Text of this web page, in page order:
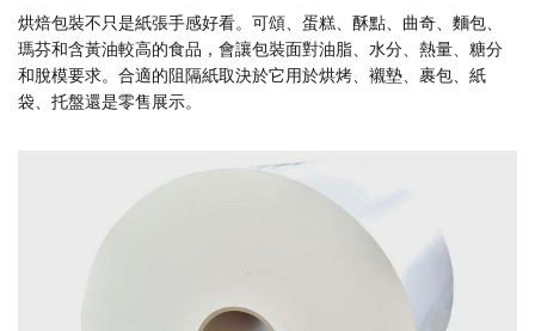
烘焙包裝不只是紙張手感好看。可頌、蛋糕、酥點、曲奇、麵包、
瑪芬和含黃油較高的食品，會讓包裝面對油脂、水分、熱量、糖分
和脫模要求。合適的阻隔紙取決於它用於烘烤、襯墊、裹包、紙
袋、托盤還是零售展示。